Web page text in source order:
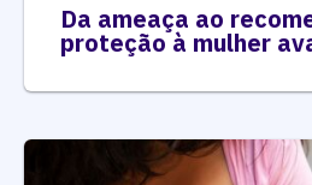
Da ameaça ao
proteção à mulher